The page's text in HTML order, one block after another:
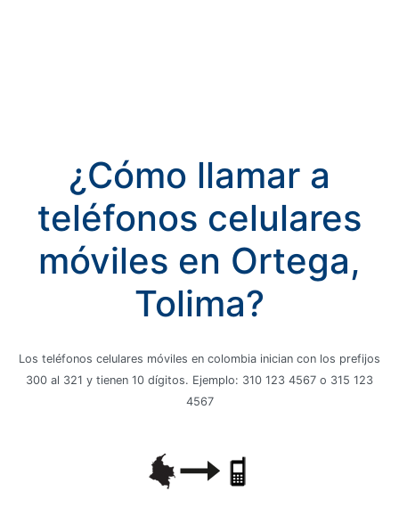
¿Cómo llamar a
teléfonos celulares
móviles en Ortega,
Tolima?
Los teléfonos celulares móviles en colombia inician con los prefijos
300 al 321 y tienen 10 dígitos. Ejemplo: 310 123 4567 o 315 123
4567